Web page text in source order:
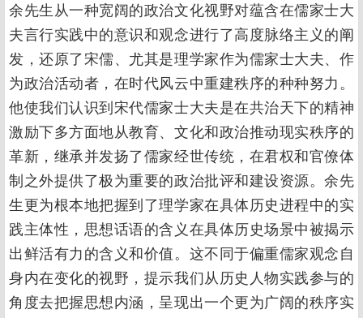
余先生从一种宽阔的政治文化视野对蕴含在儒家士大
夫言行实践中的意识和观念进行了高度脉络主义的阐
发，还原了宋儒、尤其是理学家作为儒家士大夫、作
为政治活动者，在时代风云中重建秩序的种种努力。
他使我们认识到宋代儒家士大夫是在共治天下的精神
激励下多方面地从教育、文化和政治推动现实秩序的
革新，继承并发扬了儒家经世传统，在君权和官僚体
制之外提供了极为重要的政治批评和建设资源。余先
生更为根本地把握到了理学家在具体历史进程中的实
践主体性，思想话语的含义在具体历史场景中被揭示
出鲜活有力的含义和价值。这不同于偏重儒家观念自
身内在变化的视野，提示我们从历史人物实践参与的
角度去把握思想内涵，呈现出一个更为广阔的秩序实